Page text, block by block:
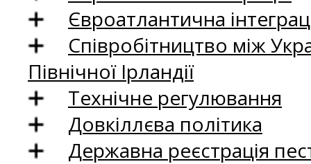
Євроатлантична
Співробітництво між
Північної Ірландії
Технічне регулювання
Довкіллєва політика
Державна реєстрація